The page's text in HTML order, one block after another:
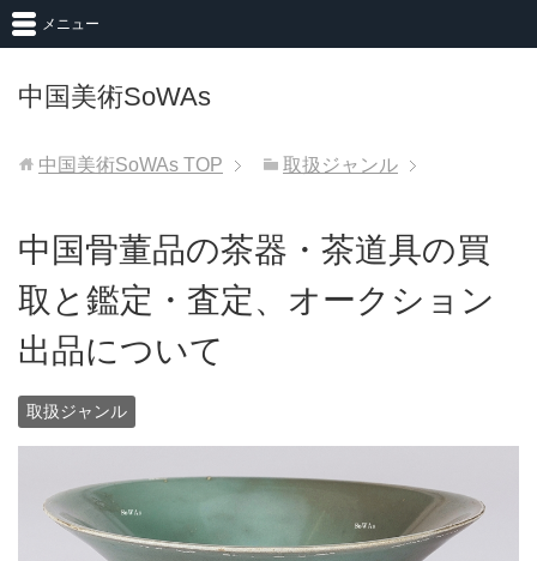
中国美術SoWAs
メニュー
中国美術SoWAs TOP 取扱ジャンル
中国骨董品の茶器・茶道具の買
取と鑑定・査定、オークション
出品について
取扱ジャンル